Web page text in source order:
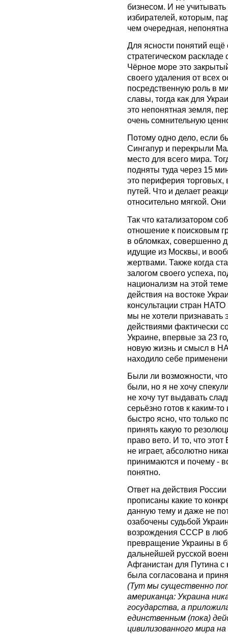
бизнесом. И не учитывать
избирателей, которым,
чем очередная,
Для ясности понятий
стратегическом раскладе
Чёрное море это
своего удаления от всех
посредственную роль в
славы, тогда как для
это непонятная земля,
очень сомнительную
Потому одно дело, если
Сингапур и перекрыли
место для всего мира.
подняты туда через 15
это периферия торговых,
путей. Что и делает
относительно мягкой.
Так что катализатором
отношение к поисковым
в обломках, совершенно
идущие из Москвы, и
жертвами. Также когда
залогом своего успеха,
национализм на этой
действия на востоке
консультации стран
мы не хотели признавать
действиями фактически
Украине, впервые за 23
новую жизнь и смысл в
находило себе
Были ли возможности,
были, но я не хочу
не хочу тут выдавать
серьёзно готов к каким-
быстро ясно, что только
принять какую то
право вето. И то, что
не играет, абсолютно
принимаются и почему -
понятно.
Ответ на действия
прописаны какие то
данную тему и даже не
озабочены судьбой
возрождения СССР в
превращение Украины в
дальнейшей русской
Афганистан для Путина с
была согласована и
(Тут мы существенно
американца: Украина
государства, а
единственным (пока)
цивилизованного мира